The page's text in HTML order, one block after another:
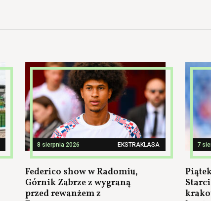
8 sierpnia 2026 EKSTRAKLASA
Federico show w Radomiu,
Górnik Zabrze z wygraną
przed rewanżem z
7